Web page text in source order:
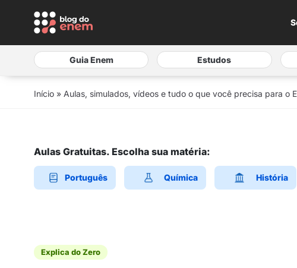
Guia Enem Estudos
Início » Aulas, simulados, vídeos e tudo o que você precisa para o
Aulas Gratuitas. Escolha sua matéria:
Português Química História
Explica do Zero